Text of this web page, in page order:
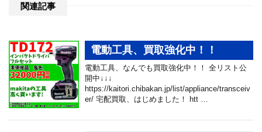
関連記事
電動工具、買取強化中！！
電動工具、なんでも買取強化中！！ 全リスト公
開中↓↓↓
https://kaitori.chibakan.jp/list/appliance/transceiv
er/ 宅配買取、はじめました！ htt …